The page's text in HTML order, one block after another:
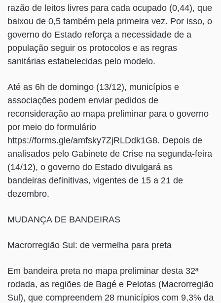
razão de leitos livres para cada ocupado (0,44), que
baixou de 0,5 também pela primeira vez. Por isso, o
governo do Estado reforça a necessidade de a
população seguir os protocolos e as regras
sanitárias estabelecidas pelo modelo.
Até as 6h de domingo (13/12), municípios e
associações podem enviar pedidos de
reconsideração ao mapa preliminar para o governo
por meio do formulário
https://forms.gle/amfsky7ZjRLDdk1G8. Depois de
analisados pelo Gabinete de Crise na segunda-feira
(14/12), o governo do Estado divulgará as
bandeiras definitivas, vigentes de 15 a 21 de
dezembro.
MUDANÇA DE BANDEIRAS
Macrorregião Sul: de vermelha para preta
Em bandeira preta no mapa preliminar desta 32ª
rodada, as regiões de Bagé e Pelotas (Macrorregião
Sul), que compreendem 28 municípios com 9,3% da